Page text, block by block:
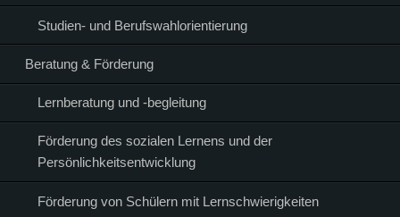
Studien- und Berufswahlorientierung
Beratung & Förderung
Lernberatung und -begleitung
Förderung des sozialen Lernens und der
Persönlichkeitsentwicklung
Förderung von Schülern mit Lernschwierigkeiten